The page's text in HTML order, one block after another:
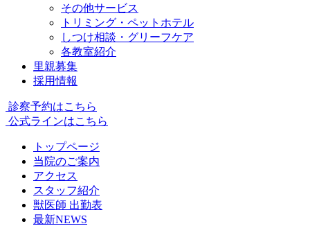
その他サービス
トリミング・ペットホテル
しつけ相談・グリーフケア
各教室紹介
里親募集
採用情報
診察予約はこちら
公式ラインはこちら
トップページ
当院のご案内
アクセス
スタッフ紹介
獣医師 出勤表
最新NEWS